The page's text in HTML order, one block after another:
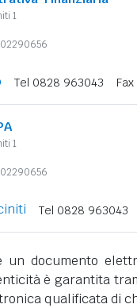
1
Tel 0828 963043
1
Tel 0828 963043
documento
è garantita
qualificata di